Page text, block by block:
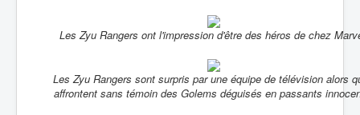
Les Zyu Rangers ont l'impression d'être des héros de chez
Les Zyu Rangers sont surpris par une équipe de télévision alors
affrontent sans témoin des Golems déguisés en passants